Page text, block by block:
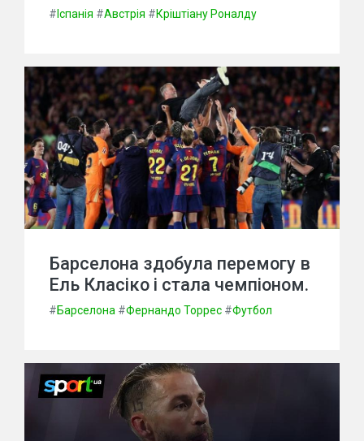
# Іспанія #Австрія #Кріштіану Роналду
Барселона здобула перемогу в
Ель Класіко і стала чемпіоном.
#Барселона #Фернандо Торрес #Футбол